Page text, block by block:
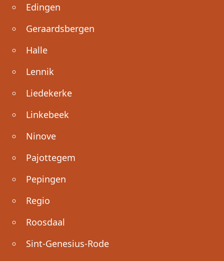
Edingen
Geraardsbergen
Halle
Lennik
Liedekerke
Linkebeek
Ninove
Pajottegem
Pepingen
Regio
Roosdaal
Sint-Genesius-Rode